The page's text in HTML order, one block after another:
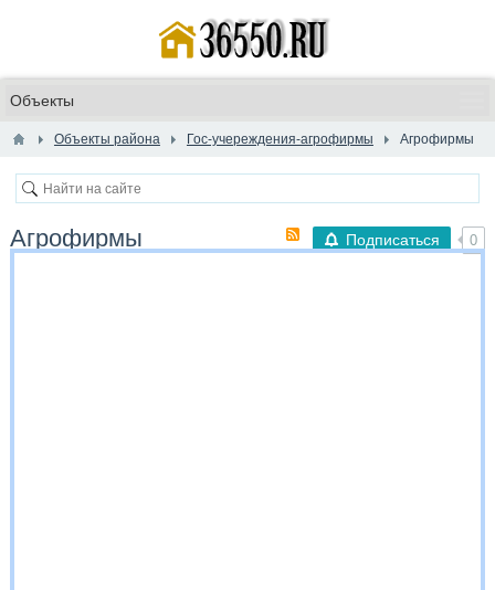
Объекты района Гос-учереждения-агрофирмы Агрофирмы
Подписаться 0
Агрофирмы